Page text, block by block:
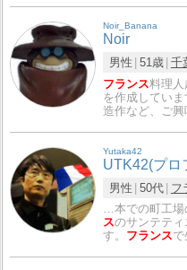
Noir_Banana
Noir
男性 51歳 千
フランス料理
を作成してい
造作など、ご興
Yutaka42
UTK42(プロ
男性 50代 フ
…本での町工場
スのサンテテ
す。 フランス